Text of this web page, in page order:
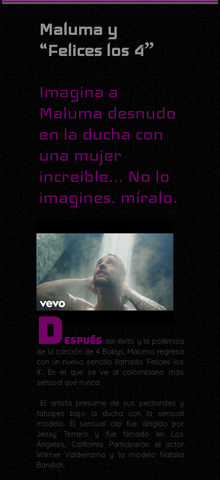
Maluma y
“Felices los 4ˮ
Imagina a
Maluma desnudo
en la ducha con
una mujer
increible... No lo
imagines. míralo.
Despuésdel éxito y la polémica
de la canción de 4 Babys, Maluma regresa
con un nuevo sencillo llamado ‘Felices los
4’. En el que se ve al colombiano más
sensual que nunca.
El artista presume de sus pectorales y
tatuajes bajo la ducha con la sensual
modelo. El sensual clip fue dirigido por
Jessy Terrero y fue filmado en Los
Ángeles, California. Participaron el actor
Wilmer Valderrama y la modelo Natalia
Barulich.